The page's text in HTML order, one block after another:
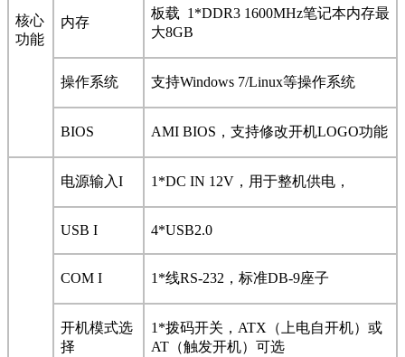
核心
功能
内存
板载 1*DDR3 1600MHz笔记本内存最
大8GB
操作系统 支持Windows 7/Linux等操作系统
BIOS AMI BIOS ，支持修改开机LOGO功能
电源输入I 1*DC IN 12V ，用于整机供电，
USB I 4*USB2.0
COM I 1*线RS-232，标准DB-9座子
开机模式选
择
1*拨码开关，ATX（上电自开机）或
AT（触发开机）可选